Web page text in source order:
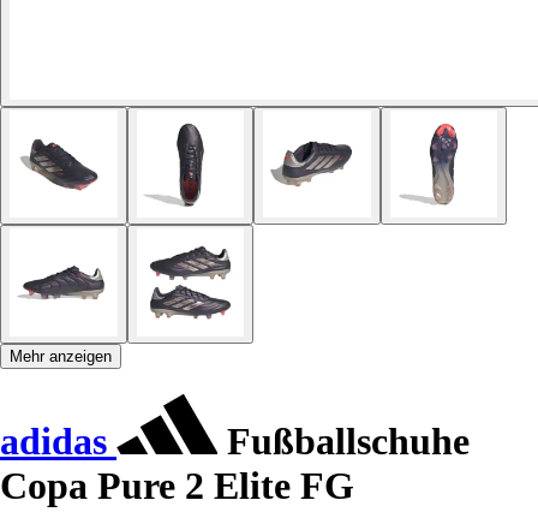
Mehr anzeigen
adidas
Fußballschuhe
Copa Pure 2 Elite FG